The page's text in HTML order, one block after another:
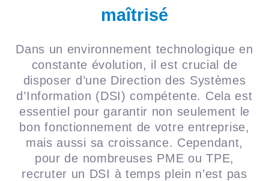
maîtrisé
Dans un environnement technologique en
constante évolution, il est crucial de
disposer d’une Direction des Systèmes
d’Information (DSI) compétente. Cela est
essentiel pour garantir non seulement le
bon fonctionnement de votre entreprise,
mais aussi sa croissance. Cependant,
pour de nombreuses PME ou TPE,
recruter un DSI à temps plein n’est pas